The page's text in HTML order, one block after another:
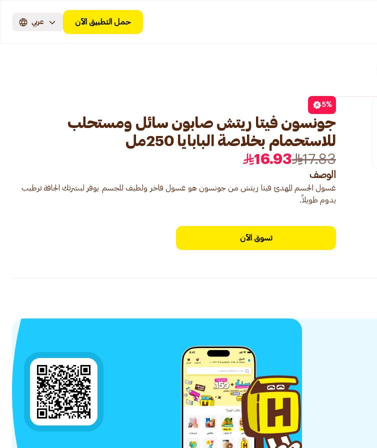
حمل التطبيق الآن عربي
5%
جونسون فيتا ريتش صابون سائل ومستحلب
للاستحمام بخلاصة البابايا 250مل
17.83
16.93
الوصف
غسول الجسم المهدئ فيتا ريتش من جونسون هو غسول فاخر ولطيف للجسم يوفر لبشرتك الجافة ترطيب
يدوم طويلاً.
تسوق الآن